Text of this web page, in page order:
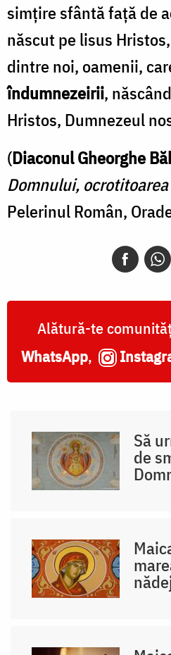
simțire sfântă față de
născut pe lisus
dintre noi, oamenii,
îndumnezeirii,
Hristos, Dumnezeul
(Diaconul Gheorghe
Domnului,
Pelerinul Român,
Alătură-te
WhatsApp,
Să
de